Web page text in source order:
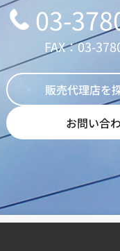
03-
FAX：03-
販売代理店を
お問い合